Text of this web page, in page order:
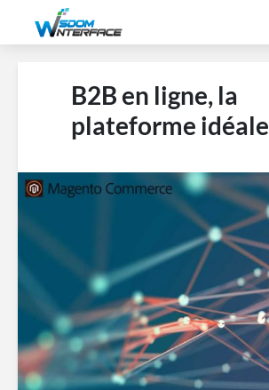
B2B en ligne, la
plateforme idéale